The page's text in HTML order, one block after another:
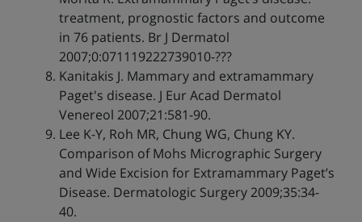
treatment, prognostic factors and outcome
in 76 patients. Br J Dermatol
2007;0:071119222739010-???
Kanitakis J. Mammary and extramammary
Paget's disease. J Eur Acad Dermatol
Venereol 2007;21:581-90.
Lee K-Y, Roh MR, Chung WG, Chung KY.
Comparison of Mohs Micrographic Surgery
and Wide Excision for Extramammary Pagetʼs
Disease. Dermatologic Surgery 2009;35:34-
40.